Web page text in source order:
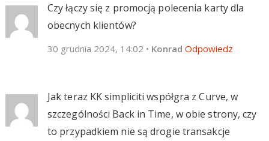
Czy łączy się z promocją polecenia karty dla
obecnych klientów?
30 grudnia 2024, 14:02 • Konrad Odpowiedz
Jak teraz KK simpliciti współgra z Curve, w
szczególności Back in Time, w obie strony, czy
to przypadkiem nie są drogie transakcje